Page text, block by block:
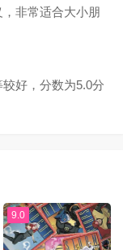
非常适合大小朋
好，分数为5.0分
9.0